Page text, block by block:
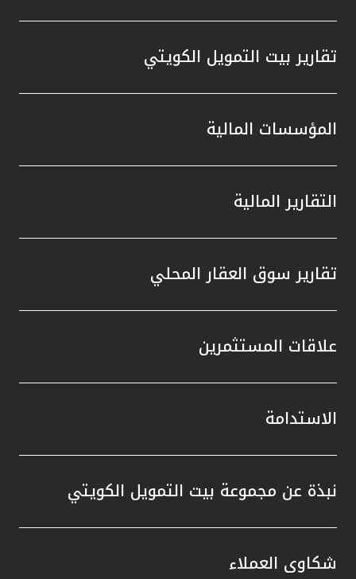
تقارير بيت التمويل الكويتي
المؤسسات المالية
التقارير المالية
تقارير سوق العقار المحلي
علاقات المستثمرين
الاستدامة
نبذة عن مجموعة بيت التمويل الكويتي
شكاوى العملاء